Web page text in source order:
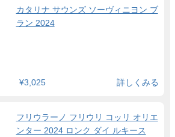
カタリナ サウンズ ソーヴィニヨン ブ
ラン 2024
¥3,025 詳しくみる
フリウラーノ フリウリ コッリ オリエ
ンター 2024 ロンク ダイ ルキース